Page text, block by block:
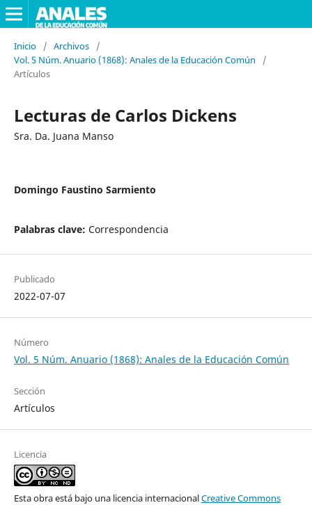
Inicio / Archivos
/
Vol. 5 Núm. Anuario (1868): Anales de la Educación Común
/
Artículos
Lecturas de Carlos Dickens
Sra. Da. Juana Manso
Domingo Faustino Sarmiento
Palabras clave: Correspondencia
Publicado
2022-07-07
Número
Vol. 5 Núm. Anuario (1868): Anales de la Educación Común
Sección
Artículos
Licencia
Esta obra está bajo una licencia internacionalCreative Commons